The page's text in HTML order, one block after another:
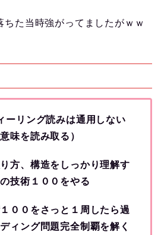
ちた当時強がってましたがｗｗ
ーリング読みは通用しない
味を読み取る）
方、構造をしっかり理解す
技術１００をやる
００をさっと１周したら過
ィング問題完全制覇を解く